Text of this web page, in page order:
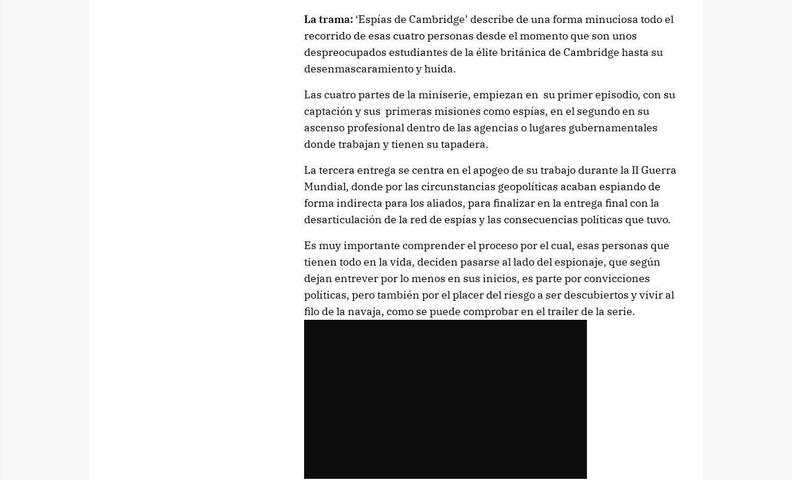
La trama:‘Espías de Cambridge’ describe de una forma minuciosa todo el
recorrido de esas cuatro personas desde el momento que son unos
despreocupados estudiantes de la élite británica de Cambridge hasta su
desenmascaramiento y huida.
Las cuatro partes de la miniserie, empiezan en su primer episodio, con su
captación y sus primeras misiones como espías, en el segundo en su
ascenso profesional dentro de las agencias o lugares gubernamentales
donde trabajan y tienen su tapadera.
La tercera entrega se centra en el apogeo de su trabajo durante la II Guerra
Mundial, donde por las circunstancias geopolíticas acaban espiando de
forma indirecta para los aliados, para finalizar en la entrega final con la
desarticulación de la red de espías y las consecuencias políticas que tuvo.
Es muy importante comprender el proceso por el cual, esas personas que
tienen todo en la vida, deciden pasarse al lado del espionaje, que según
dejan entrever por lo menos en sus inicios, es parte por convicciones
políticas, pero también por el placer del riesgo a ser descubiertos y vivir al
filo de la navaja, como se puede comprobar en el trailer de la serie.